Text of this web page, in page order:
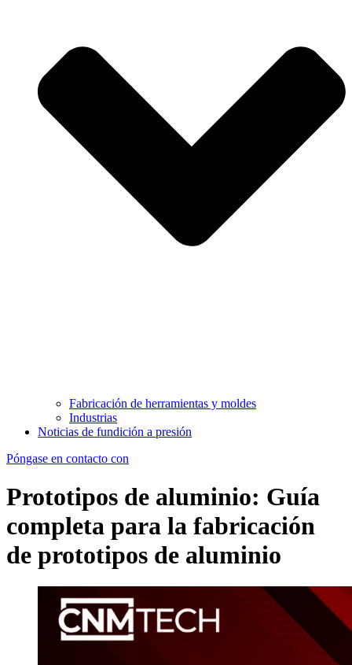
Fabricación de herramientas y moldes
Industrias
Noticias de fundición a presión
Póngase en contacto con
Prototipos de aluminio: Guía
completa para la fabricación
de prototipos de aluminio